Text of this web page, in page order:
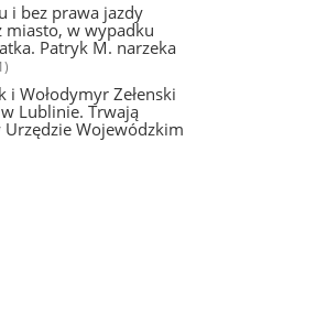
i bez prawa jazdy
miasto, w wypadku
Patryk M. narzeka
i Wołodymyr Zełenski
Lublinie. Trwają
Wojewódzkim